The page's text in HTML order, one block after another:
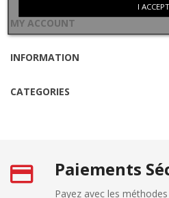
I ACCEPT
MY ACCOUNT
INFORMATION
CATEGORIES
Paiements
Payez avec les